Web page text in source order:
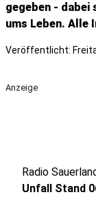
gegeben - dabei
ums Leben. Alle
Veröffentlicht:
Anzeige
Radio
Unfall Stand